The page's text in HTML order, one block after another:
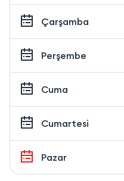
Çarşamba
Perşembe
Cuma
Cumartesi
Pazar